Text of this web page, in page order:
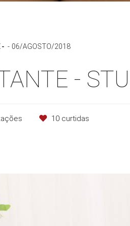
06/AGOSTO/2018
-
10 curtidas